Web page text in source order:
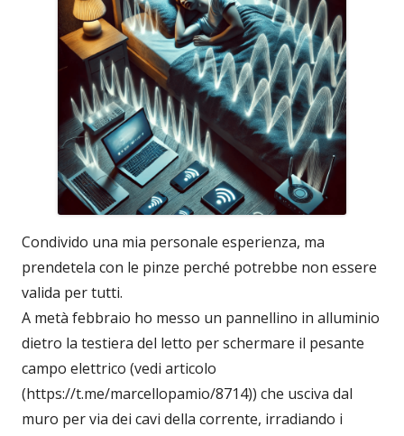
Condivido una mia personale esperienza, ma
prendetela con le pinze perché potrebbe non essere
valida per tutti.
A metà febbraio ho messo un pannellino in alluminio
dietro la testiera del letto per schermare il pesante
campo elettrico (vedi articolo
(https://t.me/marcellopamio/8714)) che usciva dal
muro per via dei cavi della corrente, irradiando i